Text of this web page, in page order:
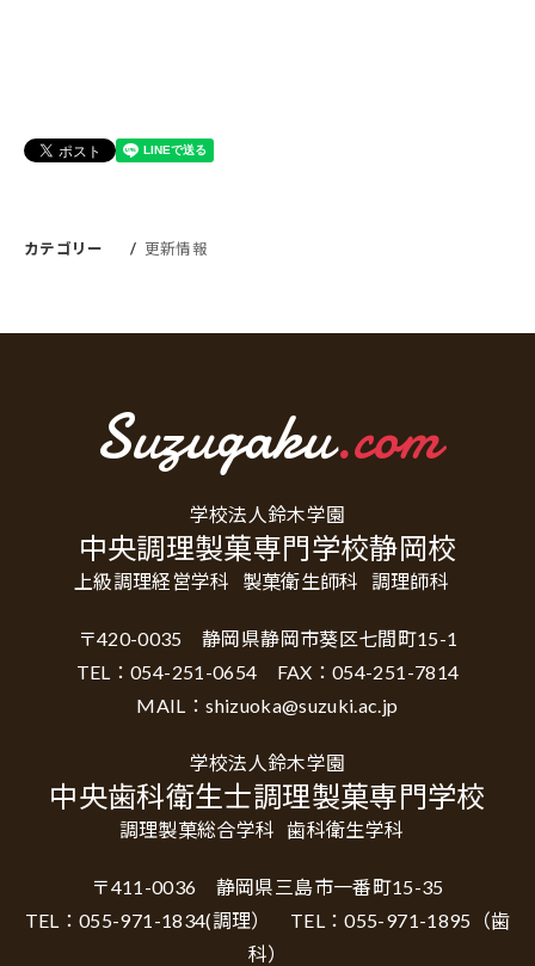
カテゴリー 更新情報
Suzugaku.com
学校法人鈴木学園
中央調理製菓専門学校静岡校
上級調理経営学科 製菓衛生師科 調理師科
〒420-0035 静岡県静岡市葵区七間町15-1
TEL：054-251-0654 FAX：054-251-7814
MAIL：shizuoka@suzuki.ac.jp
学校法人鈴木学園
中央歯科衛生士調理製菓専門学校
調理製菓総合学科 歯科衛生学科
〒411-0036 静岡県三島市一番町15-35
TEL：055-971-1834(調理） TEL：055-971-1895（歯
科）